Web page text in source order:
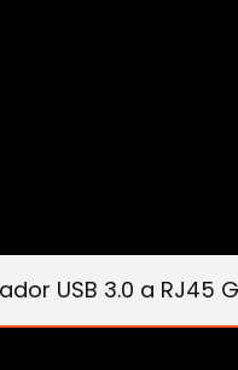
USB 3.0 a RJ45